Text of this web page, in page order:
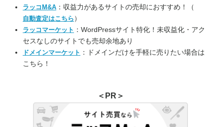
ラッコM&A ：収益力があるサイトの売却におすすめ！（
自動査定はこちら ）
ラッコマーケット ：WordPressサイト特化！未収益化・アク
セスなしのサイトでも売却余地あり
ドメインマーケット ：ドメインだけを手軽に売りたい場合は
こちら！
＜PR＞